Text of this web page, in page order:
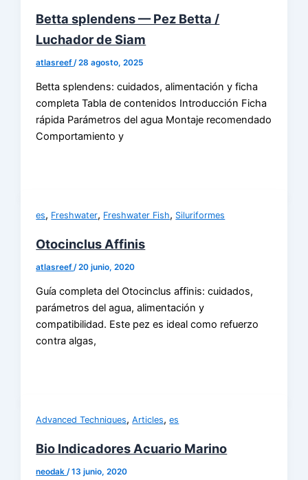
Betta splendens — Pez Betta /
Luchador de Siam
atlasreef /28 agosto, 2025
Betta splendens: cuidados, alimentación y ficha
completa Tabla de contenidos Introducción Ficha
rápida Parámetros del agua Montaje recomendado
Comportamiento y
es, Freshwater, Freshwater Fish, Siluriformes
Otocinclus Affinis
atlasreef/20 junio, 2020
Guía completa del Otocinclus affinis: cuidados,
parámetros del agua, alimentación y
compatibilidad. Este pez es ideal como refuerzo
contra algas,
Advanced Techniques,Articles,es
Bio Indicadores Acuario Marino
neodak/13 junio, 2020